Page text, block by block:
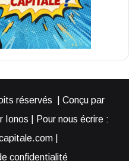
réservés | Conçu par
Ionos | Pour nous écrire :
|
confidentialité